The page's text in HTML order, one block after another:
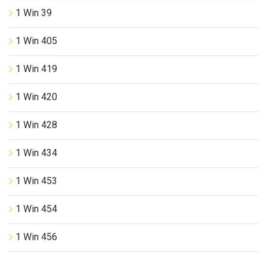
1 Win 39
1 Win 405
1 Win 419
1 Win 420
1 Win 428
1 Win 434
1 Win 453
1 Win 454
1 Win 456